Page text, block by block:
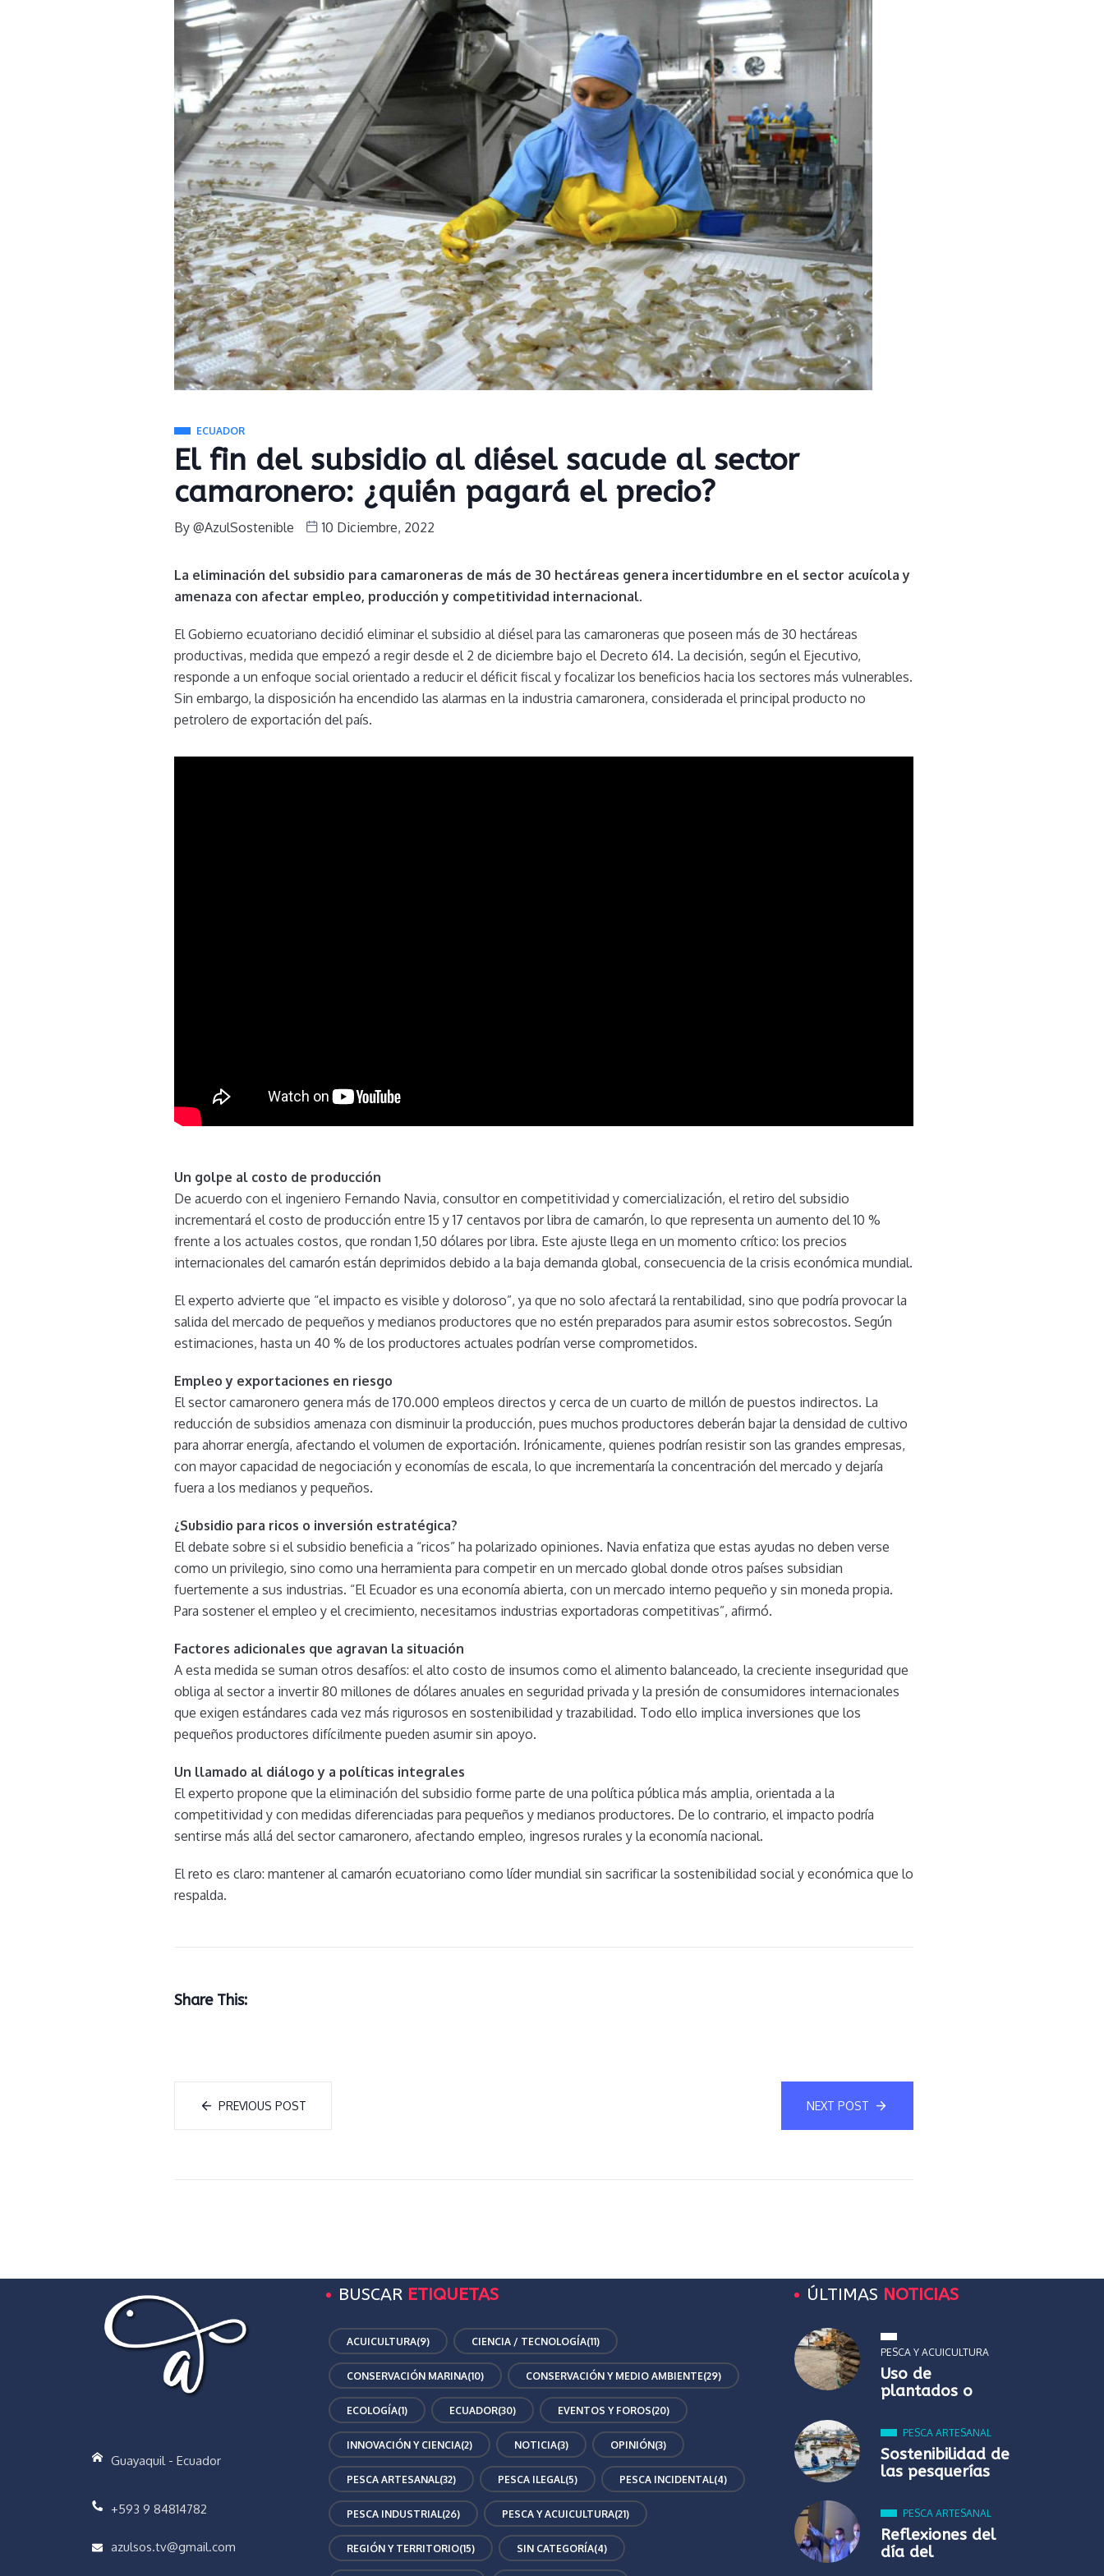
ECUADOR
El fin del subsidio al diésel sacude al sector
camaronero: ¿quién pagará el precio?
By @AzulSostenible 10 Diciembre, 2022
La eliminación del subsidio para camaroneras de más de 30 hectáreas genera incertidumbre en el sector acuícola y
amenaza con afectar empleo, producción y competitividad internacional.
El Gobierno ecuatoriano decidió eliminar el subsidio al diésel para las camaroneras que poseen más de 30 hectáreas
productivas, medida que empezó a regir desde el 2 de diciembre bajo el Decreto 614. La decisión, según el Ejecutivo,
responde a un enfoque social orientado a reducir el déficit fiscal y focalizar los beneficios hacia los sectores más vulnerables.
Sin embargo, la disposición ha encendido las alarmas en la industria camaronera, considerada el principal producto no
petrolero de exportación del país.
Un golpe al costo de producción
De acuerdo con el ingeniero Fernando Navia, consultor en competitividad y comercialización, el retiro del subsidio
incrementará el costo de producción entre 15 y 17 centavos por libra de camarón, lo que representa un aumento del 10 %
frente a los actuales costos, que rondan 1,50 dólares por libra. Este ajuste llega en un momento crítico: los precios
internacionales del camarón están deprimidos debido a la baja demanda global, consecuencia de la crisis económica mundial.
El experto advierte que “el impacto es visible y doloroso”, ya que no solo afectará la rentabilidad, sino que podría provocar la
salida del mercado de pequeños y medianos productores que no estén preparados para asumir estos sobrecostos. Según
estimaciones, hasta un 40 % de los productores actuales podrían verse comprometidos.
Empleo y exportaciones en riesgo
El sector camaronero genera más de 170.000 empleos directos y cerca de un cuarto de millón de puestos indirectos. La
reducción de subsidios amenaza con disminuir la producción, pues muchos productores deberán bajar la densidad de cultivo
para ahorrar energía, afectando el volumen de exportación. Irónicamente, quienes podrían resistir son las grandes empresas,
con mayor capacidad de negociación y economías de escala, lo que incrementaría la concentración del mercado y dejaría
fuera a los medianos y pequeños.
¿Subsidio para ricos o inversión estratégica?
El debate sobre si el subsidio beneficia a “ricos” ha polarizado opiniones. Navia enfatiza que estas ayudas no deben verse
como un privilegio, sino como una herramienta para competir en un mercado global donde otros países subsidian
fuertemente a sus industrias. “El Ecuador es una economía abierta, con un mercado interno pequeño y sin moneda propia.
Para sostener el empleo y el crecimiento, necesitamos industrias exportadoras competitivas”, afirmó.
Factores adicionales que agravan la situación
A esta medida se suman otros desafíos: el alto costo de insumos como el alimento balanceado, la creciente inseguridad que
obliga al sector a invertir 80 millones de dólares anuales en seguridad privada y la presión de consumidores internacionales
que exigen estándares cada vez más rigurosos en sostenibilidad y trazabilidad. Todo ello implica inversiones que los
pequeños productores difícilmente pueden asumir sin apoyo.
Un llamado al diálogo y a políticas integrales
El experto propone que la eliminación del subsidio forme parte de una política pública más amplia, orientada a la
competitividad y con medidas diferenciadas para pequeños y medianos productores. De lo contrario, el impacto podría
sentirse más allá del sector camaronero, afectando empleo, ingresos rurales y la economía nacional.
El reto es claro: mantener al camarón ecuatoriano como líder mundial sin sacrificar la sostenibilidad social y económica que lo
respalda.
Share This:
PREVIOUS POST NEXT POST
Guayaquil - Ecuador
+593 9 84814782
azulsos.tv@gmail.com
BUSCAR ETIQUETAS
ACUICULTURA(9) CIENCIA / TECNOLOGÍA(11)
CONSERVACIÓN MARINA(10) CONSERVACIÓN Y MEDIO AMBIENTE(29)
ECOLOGÍA(1) ECUADOR(30) EVENTOS Y FOROS(20)
INNOVACIÓN Y CIENCIA(2) NOTICIA(3) OPINIÓN(3)
PESCA ARTESANAL(32) PESCA ILEGAL(5) PESCA INCIDENTAL(4)
PESCA INDUSTRIAL(26) PESCA Y ACUICULTURA(21)
REGIÓN Y TERRITORIO(15) SIN CATEGORÍA(4)
ÚLTIMAS NOTICIAS
PESCA Y ACUICULTURA
Uso de
plantados o
PESCA ARTESANAL
Sostenibilidad de
las pesquerías
PESCA ARTESANAL
Reflexiones del
día del